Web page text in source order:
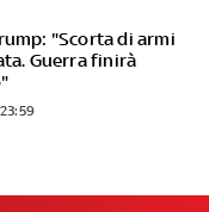
"Scorta di armi
Guerra finirà